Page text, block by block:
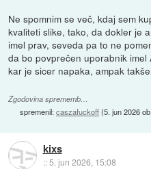
Ne spomnim se več, kdaj sem
kvaliteti slike, tako, da dokler je
imel prav, seveda pa to ne
da bo povprečen uporabnik
kar je sicer napaka, ampak
Zgodovina sprememb…
spremenil:caszafuckoff(5. jun 2026
kixs
::5. jun 2026, 15:08